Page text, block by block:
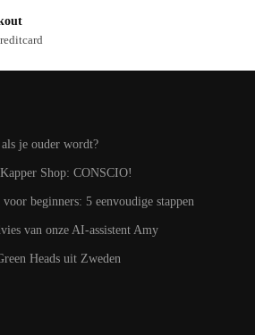
je ouder wordt?
Shop: CONSCIO!
beginners: 5 eenvoudige stappen
van onze AI-assistent Amy
Heads uit Zweden